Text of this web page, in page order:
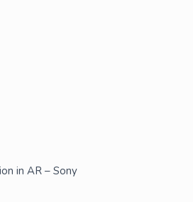
in AR – Sony